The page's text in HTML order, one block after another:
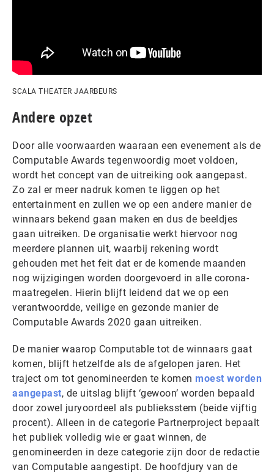
SCALA THEATER JAARBEURS
Andere opzet
Door alle voorwaarden waaraan een evenement als de
Computable Awards tegenwoordig moet voldoen,
wordt het concept van de uitreiking ook aangepast.
Zo zal er meer nadruk komen te liggen op het
entertainment en zullen we op een andere manier de
winnaars bekend gaan maken en dus de beeldjes
gaan uitreiken. De organisatie werkt hiervoor nog
meerdere plannen uit, waarbij rekening wordt
gehouden met het feit dat er de komende maanden
nog wijzigingen worden doorgevoerd in alle corona-
maatregelen. Hierin blijft leidend dat we op een
verantwoordde, veilige en gezonde manier de
Computable Awards 2020 gaan uitreiken.
De manier waarop Computable tot de winnaars gaat
komen, blijft hetzelfde als de afgelopen jaren. Het
traject om tot genomineerden te komen moest worden
aangepast, de uitslag blijft ‘gewoon’ worden bepaald
door zowel juryoordeel als publieksstem (beide vijftig
procent). Alleen in de categorie Partnerproject bepaalt
het publiek volledig wie er gaat winnen, de
genomineerden in deze categorie zijn door de redactie
van Computable aangestipt. De hoofdjury van de